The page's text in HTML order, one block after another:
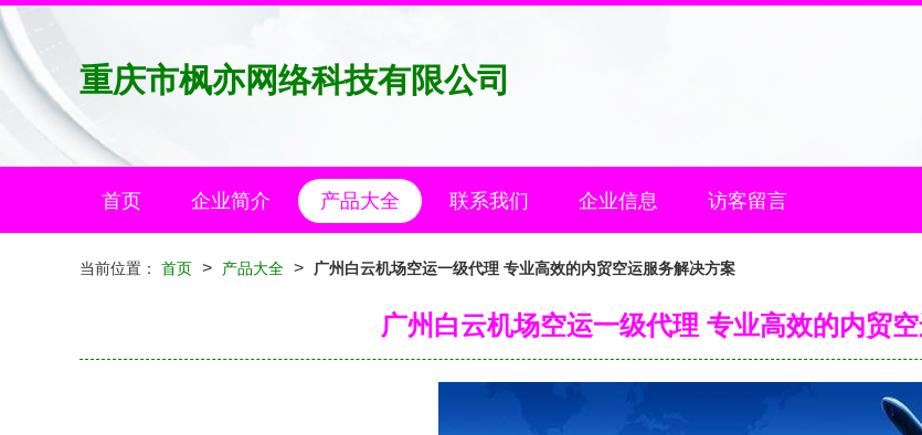
重庆市枫亦网络科技有限公司
首页 企业简介 产品大全 联系我们 企业信息 访客留言
当前位置： 首页 > 产品大全 > 广州白云机场空运一级代理 专业高效的内贸空运服务解决方案
广州白云机场空运一级代理 专业高效的内贸